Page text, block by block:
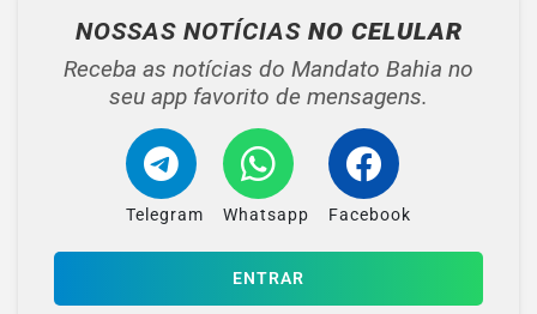
NOSSAS NOTÍCIAS NO CELULAR
Receba as notícias do Mandato Bahia no
seu app favorito de mensagens.
Telegram Whatsapp Facebook
ENTRAR